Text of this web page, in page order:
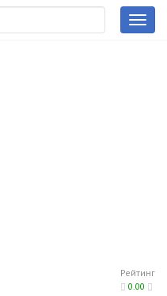
Рейтинг
0.00